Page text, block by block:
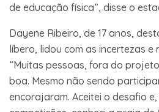
de educação física”, disse o
Dayene Ribeiro, de 17 anos,
líbero, lidou com as incertezas e
“Muitas pessoas, fora do
boa. Mesmo não sendo
encorajaram. Aceitei o desafio